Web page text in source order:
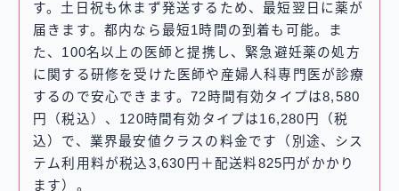
す。土日祝も休まず発送するため、最短翌日に薬が
届きます。都内なら最短1時間の到着も可能。ま
た、100名以上の医師と提携し、緊急避妊薬の処方
に関する研修を受けた医師や産婦人科専門医が診療
するので安心できます。72時間有効タイプは8,580
円（税込）、120時間有効タイプは16,280円（税
込）で、業界最安値クラスの料金です（別途、シス
テム利用料が税込3,630円＋配送料825円がかかり
ます）。